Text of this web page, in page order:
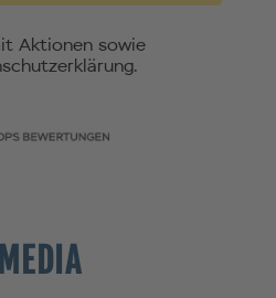
Aktionen sowie